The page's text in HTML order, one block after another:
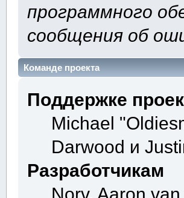
программного
сообщения об
Команде проекта
Поддержке
Michael
Darwood и
Разработчикам